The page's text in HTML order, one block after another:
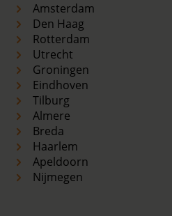
Amsterdam
Den Haag
Rotterdam
Utrecht
Groningen
Eindhoven
Tilburg
Almere
Breda
Haarlem
Apeldoorn
Nijmegen